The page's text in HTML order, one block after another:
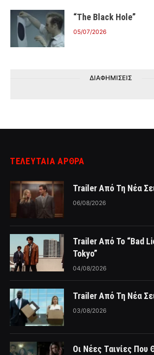
“The Black Hole”
05/07/2026
ΔΙΑΦΗΜΙΣΕΙΣ
ΤΕΛΕΥΤΑΙΑ ΑΡΘΡΑ
Trailer Από Τη Νέα
06/08/2026
Trailer Από Το “Bad
Tokyo”
04/08/2026
Trailer Από Τη Νέα
03/08/2026
Οι Νέες Ταινίες Που